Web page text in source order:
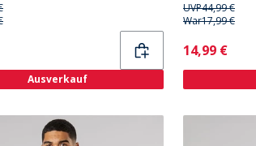
Ausverkauf
UVP44,99 €
War17,99 €
Current
14,99 €